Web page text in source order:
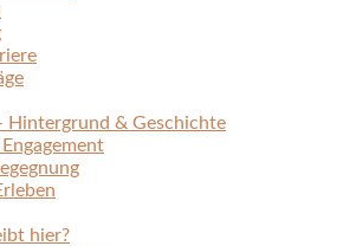
Hintergrund & Geschichte
hier?